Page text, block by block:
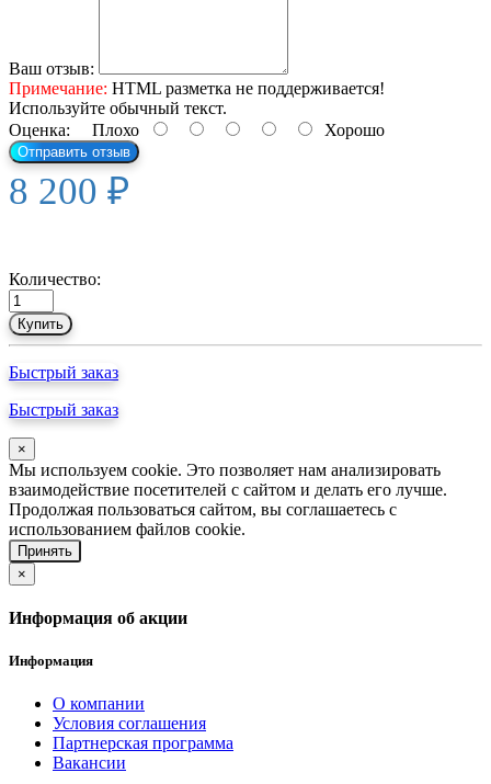
Ваш отзыв:
Примечание: HTML разметка не поддерживается!
Используйте обычный текст.
Оценка: Плохо Хорошо
Отправить отзыв
8 200 ₽
Количество:
Купить
Быстрый заказ
Быстрый заказ
×
Мы используем cookie. Это позволяет нам анализировать
взаимодействие посетителей с сайтом и делать его лучше.
Продолжая пользоваться сайтом, вы соглашаетесь с
использованием файлов cookie.
Принять
×
Информация об акции
Информация
О компании
Условия соглашения
Партнерская программа
Вакансии